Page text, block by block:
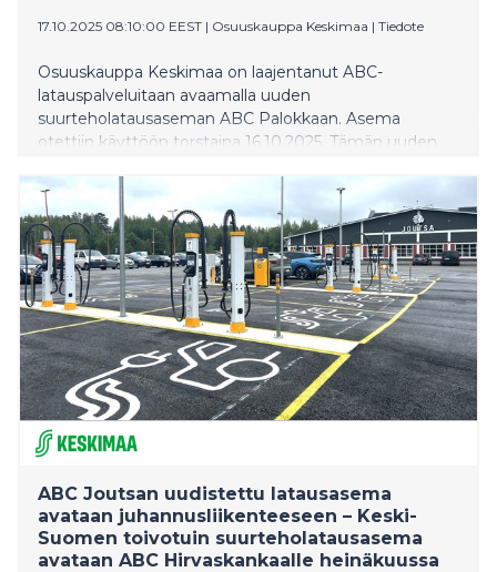
17.10.2025 08:10:00 EEST | Osuuskauppa Keskimaa | Tiedote
Osuuskauppa Keskimaa on laajentanut ABC-
latauspalveluitaan avaamalla uuden
suurteholatausaseman ABC Palokkaan. Asema
otettiin käyttöön torstaina 16.10.2025. Tämän uuden
suurteholatauspistettä Nelostien varrella Keski-
Suomessa.
ABC Joutsan uudistettu latausasema
avataan juhannusliikenteeseen – Keski-
Suomen toivotuin suurteholatausasema
avataan ABC Hirvaskankaalle heinäkuussa